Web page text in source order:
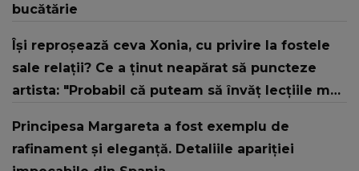
bucătărie
Își reproșează ceva Xonia, cu privire la fostele
sale relații? Ce a ținut neapărat să puncteze
artista: "Probabil că puteam să învăț lecțiile mai
Principesa Margareta a fost exemplu de
rafinament și eleganță. Detaliile apariției